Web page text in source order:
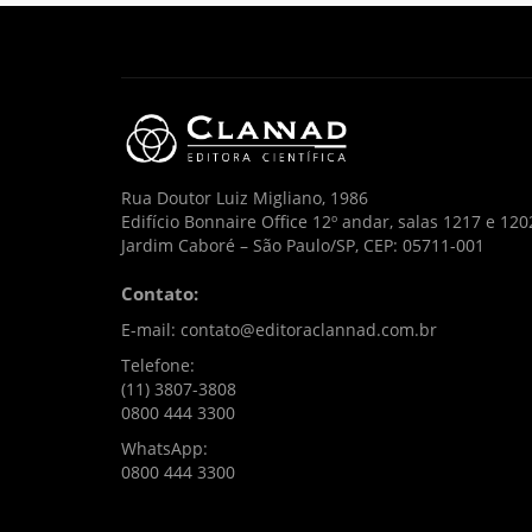
Rua Doutor Luiz Migliano, 1986
Edifício Bonnaire Office 12º andar, salas 1217 e
Jardim Caboré – São Paulo/SP, CEP: 05711-001
Contato:
E-mail: contato@editoraclannad.com.br
Telefone:
(11) 3807-3808
0800 444 3300
WhatsApp:
0800 444 3300